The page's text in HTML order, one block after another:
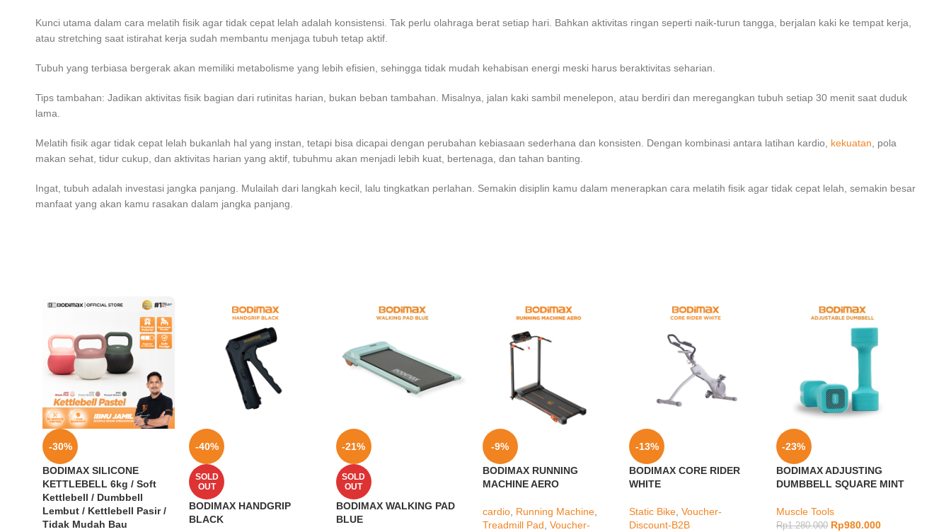
Kunci utama dalam cara melatih fisik agar tidak cepat lelah adalah konsistensi. Tak perlu olahraga berat setiap hari. Bahkan aktivitas ringan seperti naik-turun tangga, berjalan kaki ke tempat kerja,
atau stretching saat istirahat kerja sudah membantu menjaga tubuh tetap aktif.
Tubuh yang terbiasa bergerak akan memiliki metabolisme yang lebih efisien, sehingga tidak mudah kehabisan energi meski harus beraktivitas seharian.
Tips tambahan: Jadikan aktivitas fisik bagian dari rutinitas harian, bukan beban tambahan. Misalnya, jalan kaki sambil menelepon, atau berdiri dan meregangkan tubuh setiap 30 menit saat duduk
lama.
Melatih fisik agar tidak cepat lelah bukanlah hal yang instan, tetapi bisa dicapai dengan perubahan kebiasaan sederhana dan konsisten. Dengan kombinasi antara latihan kardio, kekuatan , pola
makan sehat, tidur cukup, dan aktivitas harian yang aktif, tubuhmu akan menjadi lebih kuat, bertenaga, dan tahan banting.
Ingat, tubuh adalah investasi jangka panjang. Mulailah dari langkah kecil, lalu tingkatkan perlahan. Semakin disiplin kamu dalam menerapkan cara melatih fisik agar tidak cepat lelah, semakin besar
manfaat yang akan kamu rasakan dalam jangka panjang.
-30%
BODIMAX SILICONE
KETTLEBELL 6kg / Soft
Kettlebell / Dumbbell
Lembut / Kettlebell Pasir /
Tidak Mudah Bau
-40%
SOLD
OUT
BODIMAX HANDGRIP
BLACK
-21%
SOLD
OUT
BODIMAX WALKING PAD
BLUE
-9%
BODIMAX RUNNING
MACHINE AERO
cardio, Running Machine,
Treadmill Pad, Voucher-
-13%
BODIMAX CORE RIDER
WHITE
Static Bike, Voucher-
Discount-B2B
-23%
BODIMAX ADJUSTING
DUMBBELL SQUARE MINT
Muscle Tools
Rp1.280.000 Rp980.000